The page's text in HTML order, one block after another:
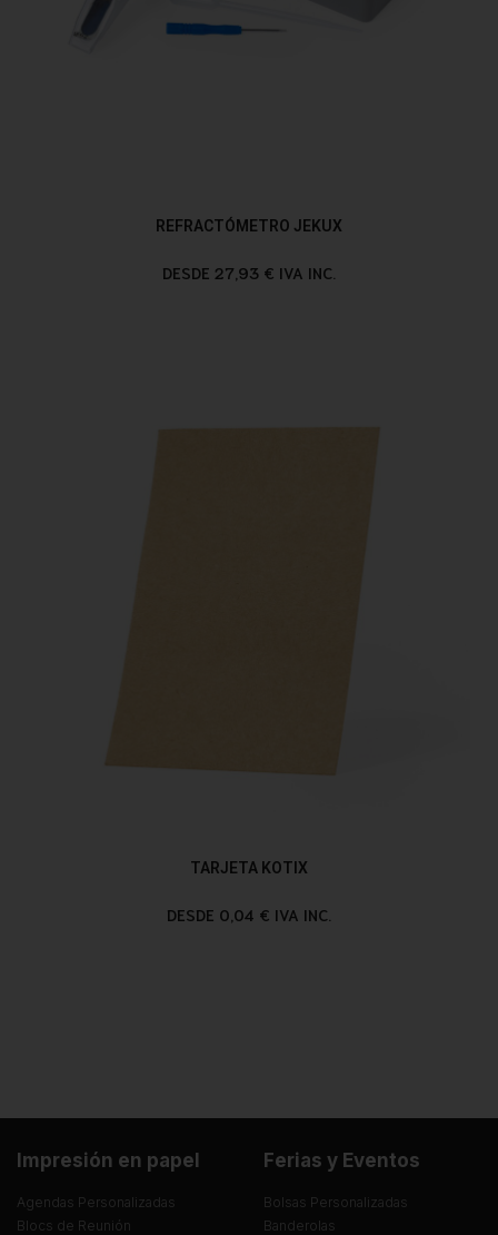
REFRACTÓMETRO JEKUX
DESDE 27,93 € IVA INC.
TARJETA KOTIX
DESDE 0,04 € IVA INC.
Impresión en papel
Agendas Personalizadas
Blocs de Reunión
Ferias y Eventos
Bolsas Personalizadas
Banderolas